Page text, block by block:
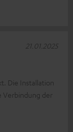
Die Installation
Verbindung der
21.01.2025